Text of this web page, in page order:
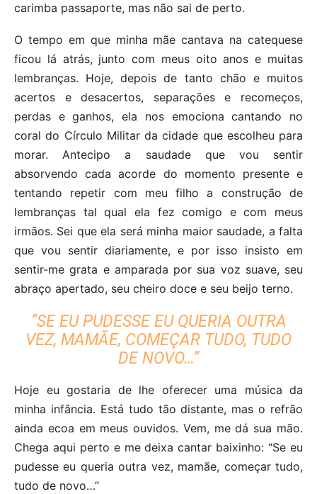
carimba passaporte, mas não sai de perto.
O tempo em que minha mãe cantava na catequese
ficou lá atrás, junto com meus oito anos e muitas
lembranças. Hoje, depois de tanto chão e muitos
acertos e desacertos, separações e recomeços,
perdas e ganhos, ela nos emociona cantando no
coral do Círculo Militar da cidade que escolheu para
morar. Antecipo a saudade que vou sentir
absorvendo cada acorde do momento presente e
tentando repetir com meu filho a construção de
lembranças tal qual ela fez comigo e com meus
irmãos. Sei que ela será minha maior saudade, a falta
que vou sentir diariamente, e por isso insisto em
sentir-me grata e amparada por sua voz suave, seu
abraço apertado, seu cheiro doce e seu beijo terno.
“SE EU PUDESSE EU QUERIA OUTRA
VEZ, MAMÃE, COMEÇAR TUDO, TUDO
DE NOVO…”
Hoje eu gostaria de lhe oferecer uma música da
minha infância. Está tudo tão distante, mas o refrão
ainda ecoa em meus ouvidos. Vem, me dá sua mão.
Chega aqui perto e me deixa cantar baixinho: “Se eu
pudesse eu queria outra vez, mamãe, começar tudo,
tudo de novo…”